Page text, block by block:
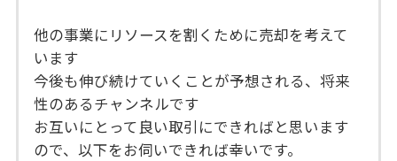
他の事業にリソースを割くために売却を考えて
います
今後も伸び続けていくことが予想される、将来
性のあるチャンネルです
お互いにとって良い取引にできればと思います
ので、以下をお伺いできれば幸いです。